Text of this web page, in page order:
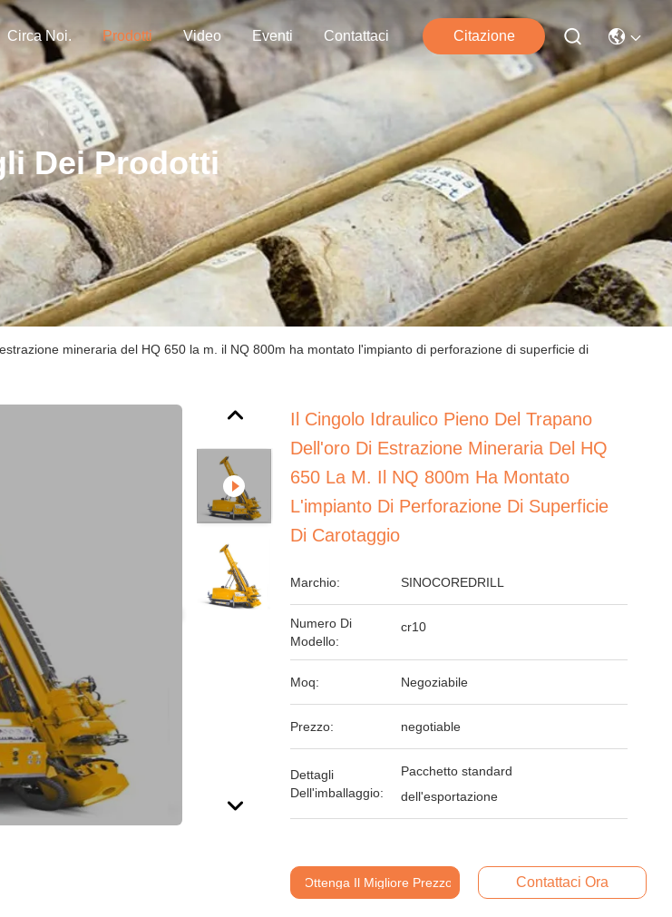
Circa Noi. Prodotti Video Eventi Contattaci Citazione
Dei Prodotti
mineraria del HQ 650 la m. il NQ 800m ha montato l'impianto di perforazione di superficie di
Il Cingolo Idraulico Pieno Del Trapano
Dell'oro Di Estrazione Mineraria Del HQ
650 La M. Il NQ 800m Ha Montato
L'impianto Di Perforazione Di Superficie
Di Carotaggio
Marchio: SINOCOREDRILL
Numero Di
Modello:
cr10
Moq: Negoziabile
Prezzo: negotiable
Dettagli
Dell'imballaggio:
Pacchetto standard
dell'esportazione
Ottenga Il Migliore Prezzo Contattaci Ora